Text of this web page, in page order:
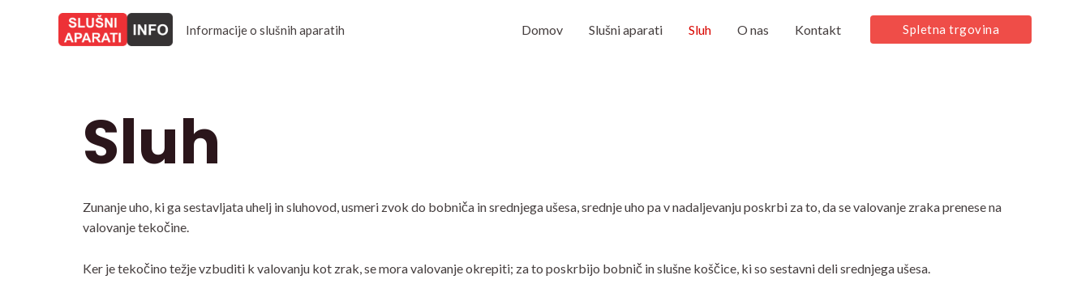
Informacije o slušnih aparatih Domov Slušni aparati Sluh O nas Kontakt Spletna trgovina
Sluh
Zunanje uho, ki ga sestavljata uhelj in sluhovod, usmeri zvok do bobniča in srednjega ušesa, srednje uho pa v nadaljevanju poskrbi za to, da se valovanje zraka prenese na
valovanje tekočine.
Ker je tekočino težje vzbuditi k valovanju kot zrak, se mora valovanje okrepiti; za to poskrbijo bobnič in slušne koščice, ki so sestavni deli srednjega ušesa.